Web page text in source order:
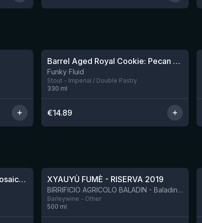
Nog 1Barrel Aged Royal Cookie: Pecan Pie
Funky Fluid
Stout - Imperial / Double Pastry
330 ml
€14.89
Nog 8QDH Riwaka x Citra Cryo x Mosaic Cryo x Nectaron TIPA XYAUYÙ FUMÈ - RISERVA 2019
BIRRIFICIO AGRICOLO BALADIN - Baladin Indipendente Italian Farm Brewery
Barleywine - Other
500 ml